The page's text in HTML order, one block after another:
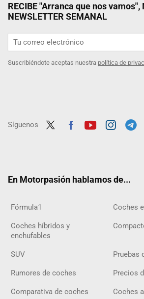
RECIBE "Arranca que nos vamos",
NEWSLETTER SEMANAL
Suscribiéndote aceptas nuestra política de
Síguenos
En Motorpasión hablamos de...
Fórmula1 Coches
Coches híbridos y
enchufables
SUV Pruebas
Rumores de coches Precios
Comparativa de coches Coches